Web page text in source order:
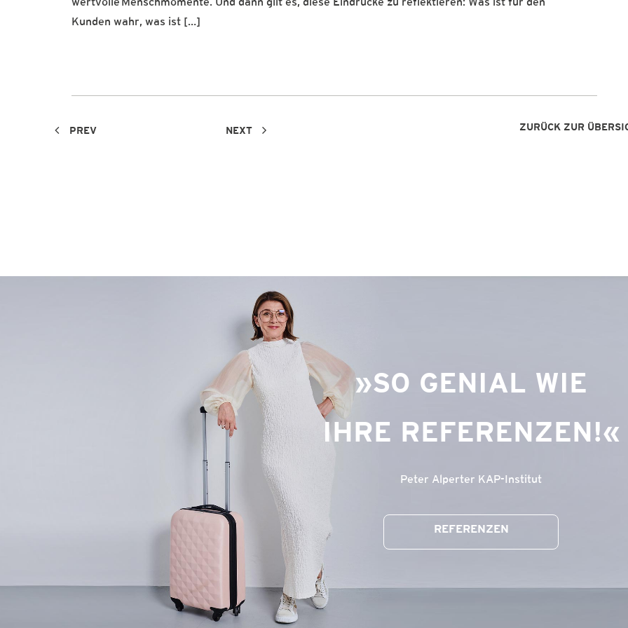
wertvolle Menschmomente. Und dann gilt es, diese Eindrücke zu reflektieren: Was ist für den
Kunden wahr, was ist […]
PREV NEXT ZURÜCK ZUR
SO GENIAL WIE
IHRE REFERENZEN!
Peter Alperter KAP-Institut
REFERENZEN